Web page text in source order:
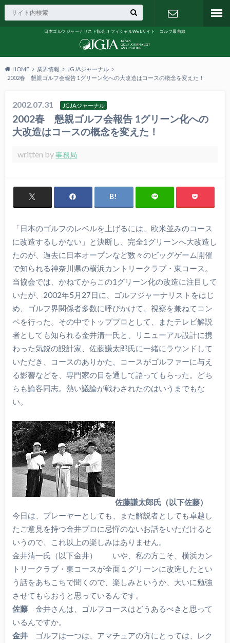
日本ゴルフジャーナリスト協会 オフィシャルWebサイト ゴルフ最前線
HOME 業界情報
JGJAジャーナル
2002春 懇親ゴルフ会報告 1グリーン化への大改造はコースの概念を変えた！
2002.07.31 JGJAジャーナル
2002春 懇親ゴルフ会報告 1グリーン化への
大改造はコースの概念を変えた！
written by事務局
「日本のゴルフのレベルを上げるには、欧米並みのコース
に改造するしかない」と決断し、完全1グリーンへ大改造し
たのが、過去に日本オープンなど数々のビッグゲーム開催
で知られる神奈川県の横浜カントリークラブ・東コース。
当協会では、かねてからこの1グリーン化の改造に注目して
いたが、2002年5月27日に、ゴルフジャーナリストをはじ
め、ゴルフ界関係者多数に呼びかけて、視察を兼ねてコン
ペを行った。その中でトッププロとして、またテレビ解説
者としても知られる金井清一氏と、リニューアル設計に携
わった気鋭の設計家、佐藤謙太郎氏に一緒にラウンドして
いただき、コースのありかた、コースがゴルファーに与え
る影響などを、専門家の目を通して語ってもらった。どち
らも論客同志。熱い議論が戦わされたのはいうまでもな
い。
佐藤謙太郎氏（以下佐藤）
今日は、プレーヤーとしても、また解説者としても卓越し
たご意見を持つ金井プロに忌憚のないお話をいただけると
いうので、これ以上の楽しみはありません。
金井清一氏（以下金井） いや、私の方こそ、横浜カン
トリークラブ・東コースが全面１グリーンに改造したとい
う話をあちこちで聞くので、楽しみというか、大いに勉強
させてもらおうと思っているんです。
佐藤金井さんは、ゴルフコースはどうあるべきと思って
いるんですか。
金井ゴルフは一つは、アマチュアの方にとっては、レク